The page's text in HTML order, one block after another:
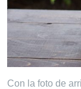
Con la foto de